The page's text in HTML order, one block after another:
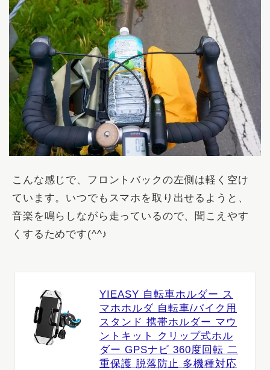
こんな感じで、フロントバックの左側は軽く空け
ています。いつでもスマホを取り出せるようと、
音楽を鳴らしながら走っているので、聞こえやす
くするためです(^^♪
YIEASY 自転車ホルダー ス
マホホルダ 自転車/バイク用
スタンド 携帯ホルダー マウ
ントキット クリップ式ホル
ダー GPSナビ 360度回転 二
重保護 脱落防止 多機種対応